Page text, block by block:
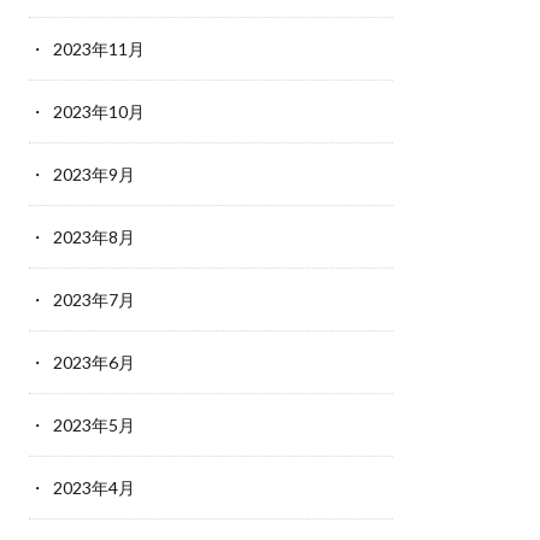
2023年11月
2023年10月
2023年9月
2023年8月
2023年7月
2023年6月
2023年5月
2023年4月